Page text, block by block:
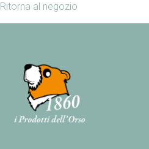
Ritorna al negozio